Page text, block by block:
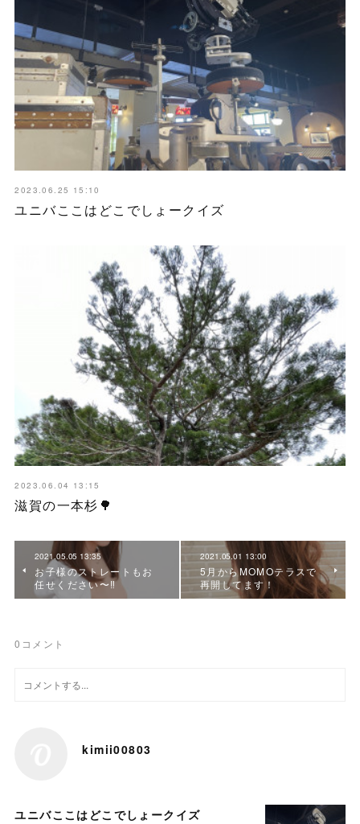
2023.06.25 15:10
ユニバここはどこでしょークイズ
2023.06.04 13:15
滋賀の一本杉🌳
2021.05.05 13:35
お子様のストレートもお
任せください〜‼️
2021.05.01 13:00
5月からMOMOテラスで
再開してます！
0 コメント
kimii00803
ユニバここはどこでしょークイズ